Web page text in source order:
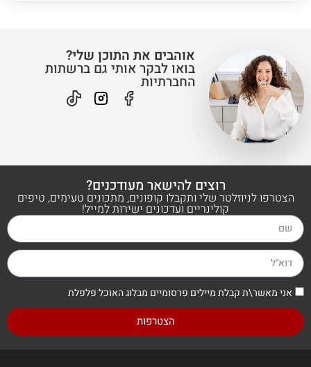
אוהבים את התוכן שלי?
בואו לבקר אותי גם ברשתות
החברתיות
רוצים להישאר מעודכנים?
הצטרפו לניוזלטר שלי ותקבלו קופונים, מתכונים טעימים, טיפים
קולינריים ועדכונים ישירות למייל!
אני מאשר\ת קבלת מיילים פרסומיים מבלוג האוכל פלפלת
הצטרפות